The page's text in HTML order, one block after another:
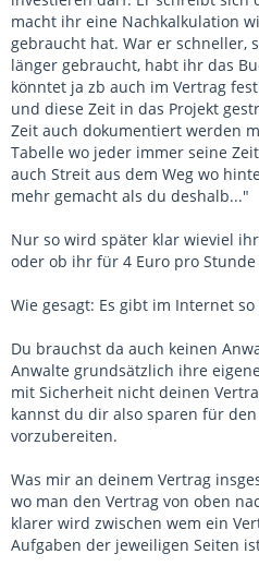
macht ihr eine Nachkalkulation
gebraucht hat. War er schneller,
länger gebraucht, habt ihr das
könntet ja zb auch im Vertrag
und diese Zeit in das Projekt
Zeit auch dokumentiert werden
Tabelle wo jeder immer seine
auch Streit aus dem Weg wo
mehr gemacht als du deshalb..."
Nur so wird später klar wieviel
oder ob ihr für 4 Euro pro
Wie gesagt: Es gibt im Internet so
Du brauchst da auch keinen
Anwalte grundsätzlich ihre
mit Sicherheit nicht deinen
kannst du dir also sparen für
vorzubereiten.
Was mir an deinem Vertrag
wo man den Vertrag von oben
klarer wird zwischen wem ein
Aufgaben der jeweiligen Seiten